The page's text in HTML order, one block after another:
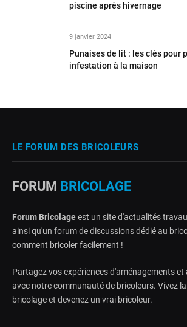
piscine après hivernage
9 janvier 2024
Punaises de lit : les clés pour
infestation à la maison
LE FORUM DES BRICOLEURS
FORUM BRICOLAGE
Forum Bricolageest un site d'actualités
ainsi qu'un forum de discussions dédié au
comment bricoler facilement !
Partagez vos expériences d'aménagements
avec notre communauté de bricoleurs. Vivez
bricolage et devenez un vrai bricoleur.